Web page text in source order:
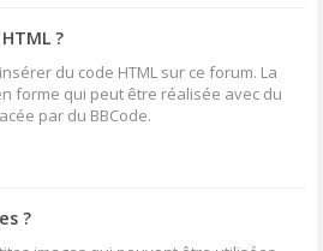
?
du code HTML sur ce forum. La
forme qui peut être réalisée avec du
par du BBCode.
?